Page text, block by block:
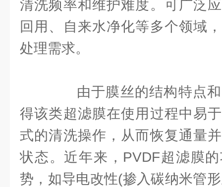
清洗频率和维护难度。可广泛
回用、自来水净化等多个领域
处理需求。
由于膜丝的结构特点和
得该类超滤膜在使用过程中易
式的清洗操作，从而恢复通量
状态。近年来，PVDF超滤膜
势，如导电改性(掺入碳纳米管